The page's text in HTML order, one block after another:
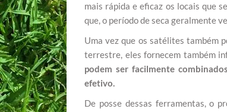
mais rápida e eficaz os locais que
que, o período de seca geralmente
Uma vez que os satélites também
terrestre, eles fornecem também
podem ser facilmente
efetivo.
De posse dessas ferramentas, o